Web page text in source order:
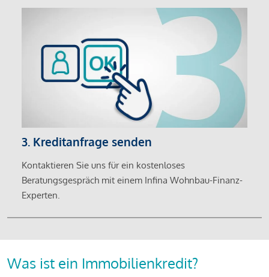
3. Kreditanfrage senden
Kontaktieren Sie uns für ein kostenloses
Beratungsgespräch mit einem Infina Wohnbau-Finanz-
Experten.
Was ist ein Immobilienkredit?